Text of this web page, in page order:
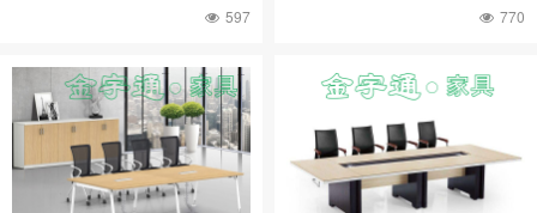
597 770